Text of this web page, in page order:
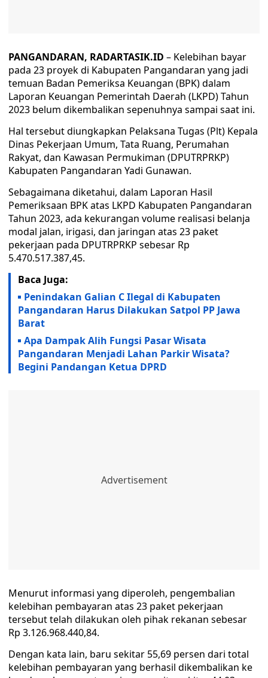
PANGANDARAN, RADARTASIK.ID – Kelebihan bayar
pada 23 proyek di Kabupaten Pangandaran yang jadi
temuan Badan Pemeriksa Keuangan (BPK) dalam
Laporan Keuangan Pemerintah Daerah (LKPD) Tahun
2023 belum dikembalikan sepenuhnya sampai saat ini.
Hal tersebut diungkapkan Pelaksana Tugas (Plt) Kepala
Dinas Pekerjaan Umum, Tata Ruang, Perumahan
Rakyat, dan Kawasan Permukiman (DPUTRPRKP)
Kabupaten Pangandaran Yadi Gunawan.
Sebagaimana diketahui, dalam Laporan Hasil
Pemeriksaan BPK atas LKPD Kabupaten Pangandaran
Tahun 2023, ada kekurangan volume realisasi belanja
modal jalan, irigasi, dan jaringan atas 23 paket
pekerjaan pada DPUTRPRKP sebesar Rp
5.470.517.387,45.
Baca Juga:
Penindakan Galian C Ilegal di Kabupaten
Pangandaran Harus Dilakukan Satpol PP Jawa
Barat
Apa Dampak Alih Fungsi Pasar Wisata
Pangandaran Menjadi Lahan Parkir Wisata?
Begini Pandangan Ketua DPRD
Menurut informasi yang diperoleh, pengembalian
kelebihan pembayaran atas 23 paket pekerjaan
tersebut telah dilakukan oleh pihak rekanan sebesar
Rp 3.126.968.440,84.
Dengan kata lain, baru sekitar 55,69 persen dari total
kelebihan pembayaran yang berhasil dikembalikan ke